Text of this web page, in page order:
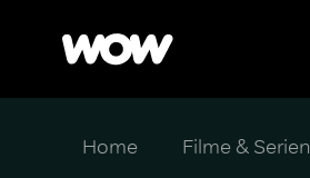
Home Filme & Serien